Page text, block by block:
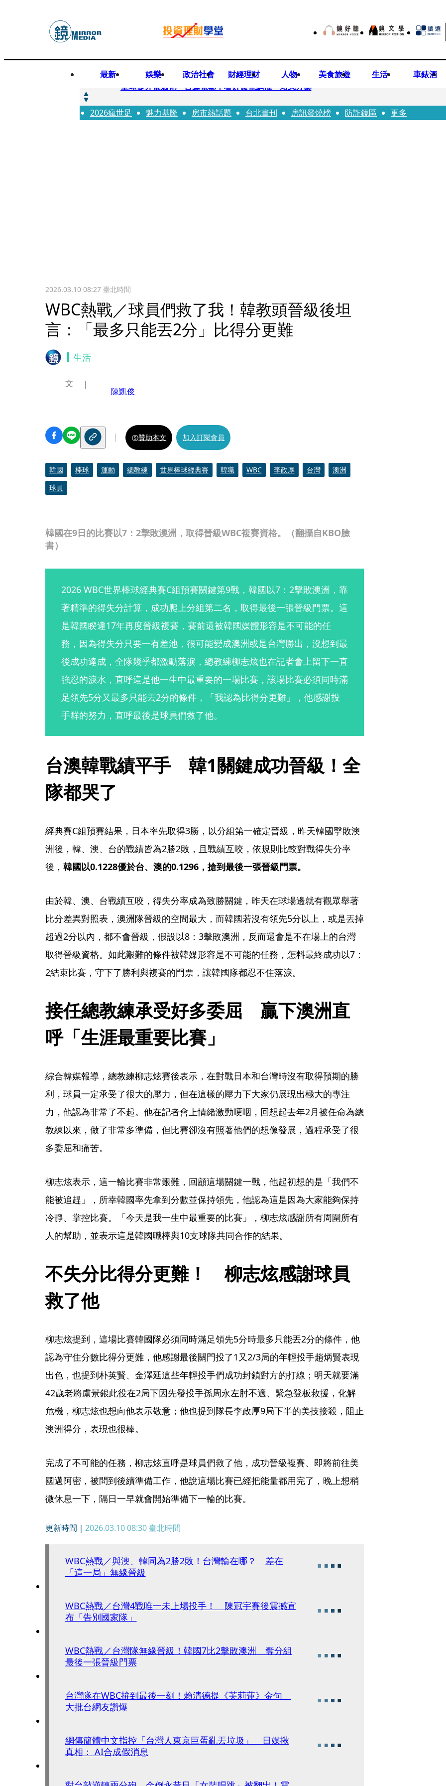
最新 娛樂 政治社會 財經理財 人物 美食旅遊 生活 車錶酒
快訊
全球提升電氣化 台達電鄭平看好微電網推一站式方案
快訊
又要不副署？立院三讀藍白兒少未來帳戶 政院放話：將採必要憲政作為
2026瘋世足 魅力基隆 房市熱話題 台北畫刊 房訊發燒榜 防詐鏡區 更多
2026.03.10 08:27臺北時間
WBC熱戰／球員們救了我！韓教頭晉級後坦
言：「最多只能丟2分」比得分更難
生活
韓國在9日的比賽以7：2擊敗澳洲，取得晉級WBC複賽資格。（翻攝自KBO臉
書）
文
陳凱俊
贊助本文 加入訂閱會員
韓國 棒球 運動 總教練 世界棒球經典賽 韓職 WBC 李政厚 台灣
澳洲
球員
2026 WBC世界棒球經典賽C組預賽關鍵第9戰，韓國以7：2擊敗澳洲，靠
著精準的得失分計算，成功爬上分組第二名，取得最後一張晉級門票。這
是韓國睽違17年再度晉級複賽，賽前還被韓國媒體形容是不可能的任
務，因為得失分只要一有差池，很可能變成澳洲或是台灣勝出，沒想到最
後成功達成，全隊幾乎都激動落淚，總教練柳志炫也在記者會上留下一直
強忍的淚水，直呼這是他一生中最重要的一場比賽，該場比賽必須同時滿
足領先5分又最多只能丟2分的條件，「我認為比得分更難」，他感謝投
手群的努力，直呼最後是球員們救了他。
台澳韓戰績平手　韓1關鍵成功晉級！全
隊都哭了
經典賽C組預賽結果，日本率先取得3勝，以分組第一確定晉級，昨天韓國擊敗澳
洲後，韓、澳、台的戰績皆為2勝2敗，且戰績互咬，依規則比較對戰得失分率
後， 韓國以0.1228優於台、澳的0.1296，搶到最後一張晉級門票。
由於韓、澳、台戰績互咬，得失分率成為致勝關鍵，昨天在球場邊就有觀眾舉著
比分差異對照表，澳洲隊晉級的空間最大，而韓國若沒有領先5分以上，或是丟掉
超過2分以內，都不會晉級，假設以8：3擊敗澳洲，反而還會是不在場上的台灣
取得晉級資格。如此艱難的條件被韓媒形容是不可能的任務，怎料最終成功以7：
2結束比賽，守下了勝利與複賽的門票，讓韓國隊都忍不住落淚。
接任總教練承受好多委屈　贏下澳洲直
呼「生涯最重要比賽」
綜合韓媒報導，總教練柳志炫賽後表示，在對戰日本和台灣時沒有取得預期的勝
利，球員一定承受了很大的壓力，但在這樣的壓力下大家仍展現出極大的專注
力，他認為非常了不起。他在記者會上情緒激動哽咽，回想起去年2月被任命為總
教練以來，做了非常多準備，但比賽卻沒有照著他們的想像發展，過程承受了很
多委屈和痛苦。
柳志炫表示，這一輪比賽非常艱難，回顧這場關鍵一戰，他起初想的是「我們不
能被追趕」，所幸韓國率先拿到分數並保持領先，他認為這是因為大家能夠保持
冷靜、掌控比賽。「今天是我一生中最重要的比賽」，柳志炫感謝所有周圍所有
人的幫助，並表示這是韓國職棒與10支球隊共同合作的結果。
不失分比得分更難！　柳志炫感謝球員
救了他
柳志炫提到，這場比賽韓國隊必須同時滿足領先5分時最多只能丟2分的條件，他
認為守住分數比得分更難，他感謝最後關門投了1又2/3局的年輕投手趙炳賢表現
出色，也提到朴英賢、金澤延這些年輕投手們成功封鎖對方的打線；明天就要滿
42歲老將盧景銀此役在2局下因先發投手孫周永左肘不適、緊急登板救援，化解
危機，柳志炫也想向他表示敬意；他也提到隊長李政厚9局下半的美技接殺，阻止
澳洲得分，表現也很棒。
完成了不可能的任務，柳志炫直呼是球員們救了他，成功晉級複賽、即將前往美
國邁阿密，被問到後續準備工作，他說這場比賽已經把能量都用完了，晚上想稍
微休息一下，隔日一早就會開始準備下一輪的比賽。
更新時間｜ 2026.03.10 08:30臺北時間
WBC熱戰／與澳、韓同為2勝2敗！台灣輸在哪？ 差在
「這一局」無緣晉級
WBC熱戰／台灣4戰唯一未上場投手！ 陳冠宇賽後震撼宣
布「告別國家隊」
WBC熱戰／台灣隊無緣晉級！韓國7比2擊敗澳洲 奪分組
最後一張晉級門票
台灣隊在WBC拚到最後一刻！賴清德提《芙莉蓮》金句
大批台網友讚爆
網傳簡體中文指控「台灣人東京巨蛋亂丟垃圾」 日媒揪
真相： AI合成假消息